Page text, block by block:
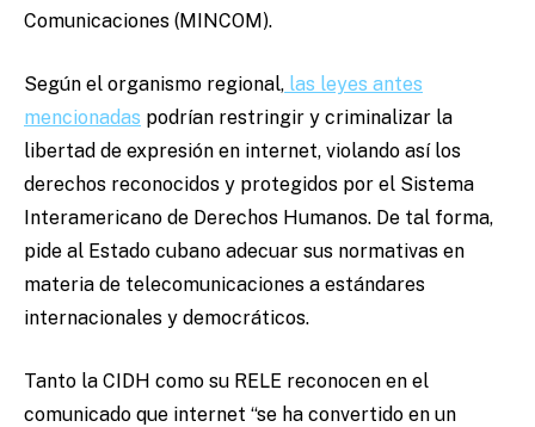
Comunicaciones (MINCOM).
Según el organismo regional, las leyes antes
mencionadas podrían restringir y criminalizar la
libertad de expresión en internet, violando así los
derechos reconocidos y protegidos por el Sistema
Interamericano de Derechos Humanos. De tal forma,
pide al Estado cubano adecuar sus normativas en
materia de telecomunicaciones a estándares
internacionales y democráticos.
Tanto la CIDH como su RELE reconocen en el
comunicado que internet “se ha convertido en un